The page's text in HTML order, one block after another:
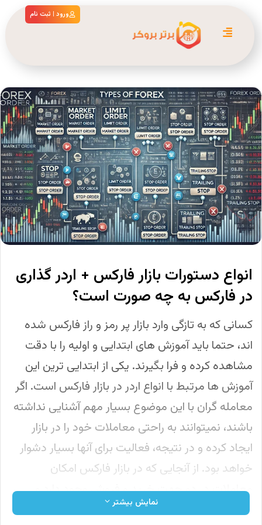
ورود | ثبت نام
انواع دستورات بازار فارکس + اردر گذاری
در فارکس به چه صورت است؟
کسانی که به تازگی وارد بازار پر رمز و راز فارکس شده
اند، حتما باید آموزش های ابتدایی و اولیه را با دقت
مشاهده کرده و فرا بگیرند. یکی از ابتدایی ترین این
آموزش ها مرتبط با انواع اردر در بازار فارکس است. اگر
معامله گران با این موضوع بسیار مهم آشنایی نداشته
باشند، نمیتوانند به راحتی معاملات خود را در بازار
ایجاد کرده و در نتیجه، فعالیت برای آنها بسیار دشوار
خواهد بود. از آنجایی که در بازار فارکس امکان
معاملات در دو جهت خرید و فروش وجود دارد و
تریدرها میتوانند در دو جهت هم کسب سود کنند،
نمایش بیشتر